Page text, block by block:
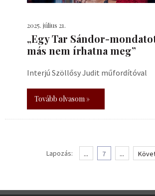
2025. július 21.
„Egy Tar Sándor-
más nem írhatna meg”
Interjú Szöllősy Judit műfordítóval
Tovább olvasom »
Lapozás: ... 7 ...